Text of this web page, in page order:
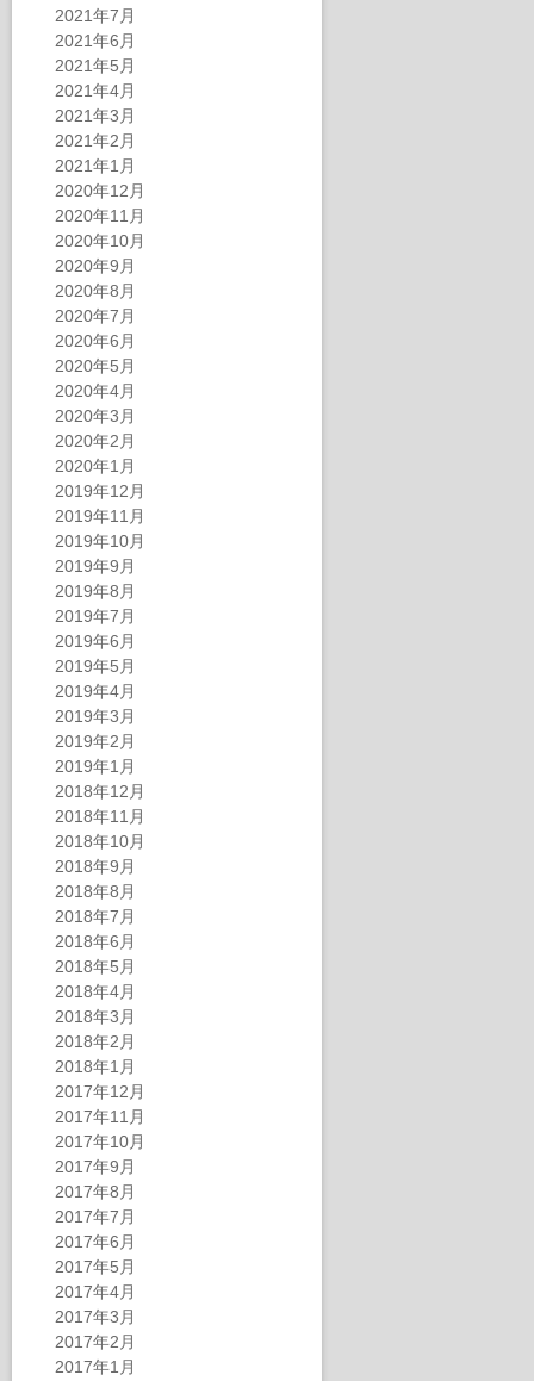
2021年7月
2021年6月
2021年5月
2021年4月
2021年3月
2021年2月
2021年1月
2020年12月
2020年11月
2020年10月
2020年9月
2020年8月
2020年7月
2020年6月
2020年5月
2020年4月
2020年3月
2020年2月
2020年1月
2019年12月
2019年11月
2019年10月
2019年9月
2019年8月
2019年7月
2019年6月
2019年5月
2019年4月
2019年3月
2019年2月
2019年1月
2018年12月
2018年11月
2018年10月
2018年9月
2018年8月
2018年7月
2018年6月
2018年5月
2018年4月
2018年3月
2018年2月
2018年1月
2017年12月
2017年11月
2017年10月
2017年9月
2017年8月
2017年7月
2017年6月
2017年5月
2017年4月
2017年3月
2017年2月
2017年1月